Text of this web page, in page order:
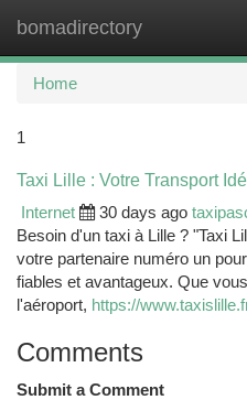
bomadirectory
Home
1
Taxi Lille : Votre Transport
Internet
30 days ago
Besoin d'un taxi à Lille ? "Taxi
votre partenaire numéro un
fiables et avantageux. Que
l'aéroport, https://
Comments
Submit a Comment